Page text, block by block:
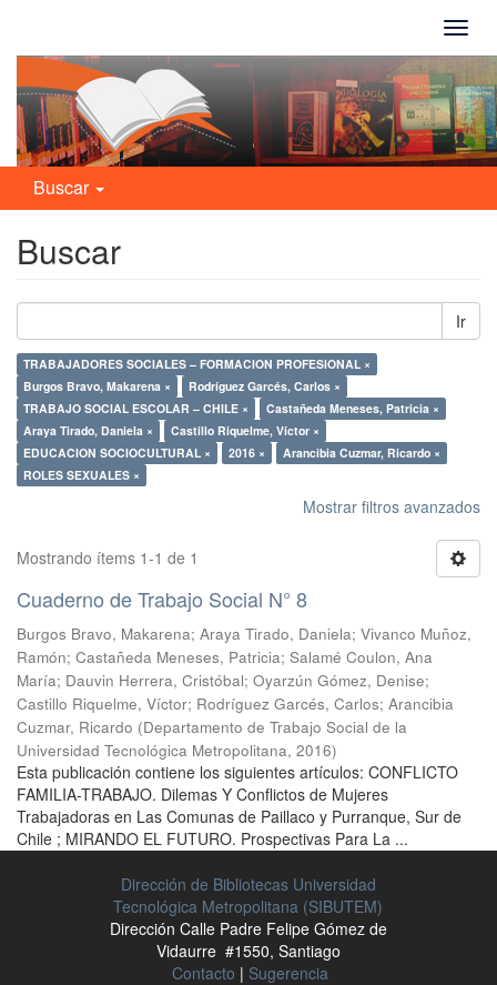
Buscar
Buscar
Ir
TRABAJADORES SOCIALES – FORMACION PROFESIONAL ×
Burgos Bravo, Makarena ×
Rodríguez Garcés, Carlos ×
TRABAJO SOCIAL ESCOLAR – CHILE ×
Castañeda Meneses, Patricia ×
Araya Tirado, Daniela ×
Castillo Riquelme, Víctor ×
EDUCACION SOCIOCULTURAL ×
2016 ×
Arancibia Cuzmar, Ricardo ×
ROLES SEXUALES ×
Mostrar filtros avanzados
Mostrando ítems 1-1 de 1
Cuaderno de Trabajo Social N° 8
Burgos Bravo, Makarena; Araya Tirado, Daniela; Vivanco Muñoz,
Ramón; Castañeda Meneses, Patricia; Salamé Coulon, Ana
María; Dauvin Herrera, Cristóbal; Oyarzún Gómez, Denise;
Castillo Riquelme, Víctor; Rodríguez Garcés, Carlos; Arancibia
Cuzmar, Ricardo (Departamento de Trabajo Social de la
Universidad Tecnológica Metropolitana, 2016)
Esta publicación contiene los siguientes artículos: CONFLICTO
FAMILIA-TRABAJO. Dilemas Y Conflictos de Mujeres
Trabajadoras en Las Comunas de Paillaco y Purranque, Sur de
Chile ; MIRANDO EL FUTURO. Prospectivas Para La ...
Dirección de Bibliotecas Universidad
Tecnológica Metropolitana (SIBUTEM)
Dirección Calle Padre Felipe Gómez de
Vidaurre #1550, Santiago
Contacto | Sugerencia